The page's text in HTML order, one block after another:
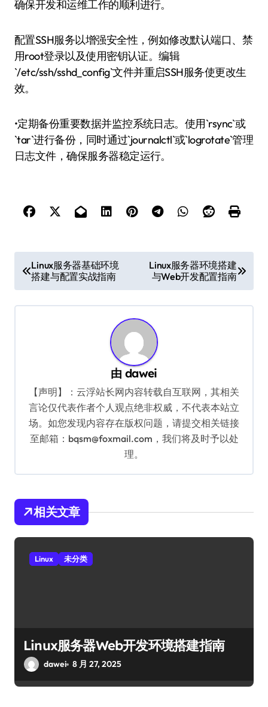
确保开发和运维工作的顺利进行。
配置SSH服务以增强安全性，例如修改默认端口、禁
用root登录以及使用密钥认证。编辑
`/etc/ssh/sshd_config`文件并重启SSH服务使更改生
效。
•定期备份重要数据并监控系统日志。使用`rsync`或
`tar`进行备份，同时通过`journalctl`或`logrotate`管理
日志文件，确保服务器稳定运行。
章
导
Linux服务器基础环境
搭建与配置实战指南
Linux服务器环境搭建
与Web开发配置指南
由dawei
【声明】：云浮站长网内容转载自互联网，其相关
言论仅代表作者个人观点绝非权威，不代表本站立
场。如您发现内容存在版权问题，请提交相关链接
至邮箱：bqsm@foxmail.com，我们将及时予以处
理。
相关文章
Linux 未分类
Linux服务器Web开发环境搭建指南
dawei 8 月 27, 2025